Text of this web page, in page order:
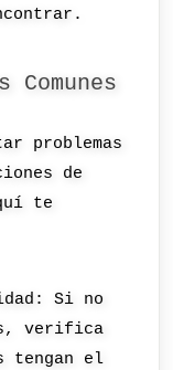
problemas
de
te
Si no
verifica
tengan el